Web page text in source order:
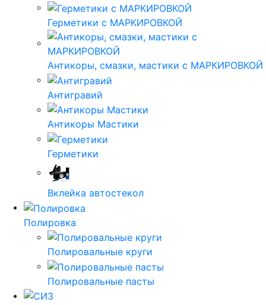
Герметики с МАРКИРОВКОЙ
Антикоры, смазки, мастики с МАРКИРОВКОЙ
Антигравий
Антикоры Мастики
Герметики
Вклейка автостекол
Полировка
Полировальные круги
Полировальные пасты